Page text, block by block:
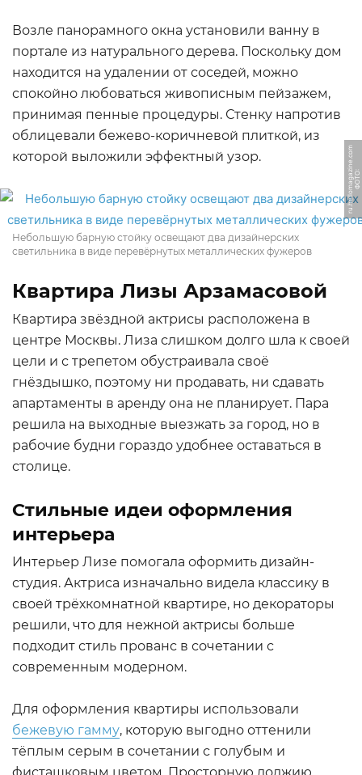
Возле панорамного окна установили ванну в
портале из натурального дерева. Поскольку дом
находится на удалении от соседей, можно
спокойно любоваться живописным пейзажем,
принимая пенные процедуры. Стенку напротив
облицевали бежево-коричневой плиткой, из
которой выложили эффектный узор.
Ф
О
Т
О:
r
u.
h
ell
o
m
a
g
a
zi
n
e.
c
o
m
Небольшую барную стойку освещают два дизайнерских
светильника в виде перевёрнутых металлических фужеров
Квартира Лизы Арзамасовой
Квартира звёздной актрисы расположена в
центре Москвы. Лиза слишком долго шла к своей
цели и с трепетом обустраивала своё
гнёздышко, поэтому ни продавать, ни сдавать
апартаменты в аренду она не планирует. Пара
решила на выходные выезжать за город, но в
рабочие будни гораздо удобнее оставаться в
столице.
Стильные идеи оформления
интерьера
Интерьер Лизе помогала оформить дизайн-
студия. Актриса изначально видела классику в
своей трёхкомнатной квартире, но декораторы
решили, что для нежной актрисы больше
подходит стиль прованс в сочетании с
современным модерном.
Для оформления квартиры использовали
бежевую гамму, которую выгодно оттенили
тёплым серым в сочетании с голубым и